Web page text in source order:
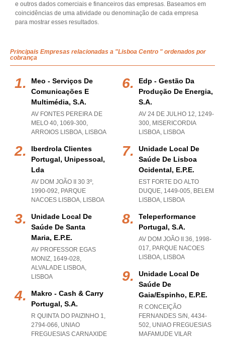
e outros dados comerciais e financeiros das empresas. Baseamos em
coincidências de uma atividade ou denominação de cada empresa
para mostrar esses resultados.
Principais Empresas relacionadas a "Lisboa Centro " ordenados por
cobrança
Meo - Serviços De
Comunicações E
Multimédia, S.a.
AV FONTES PEREIRA DE
MELO 40, 1069-300,
ARROIOS LISBOA, LISBOA
Iberdrola Clientes
Portugal, Unipessoal,
Lda
AV DOM JOÃO II 30 3º,
1990-092, PARQUE
NACOES LISBOA, LISBOA
Unidade Local De
Saúde De Santa
Maria, E.p.e.
AV PROFESSOR EGAS
MONIZ, 1649-028,
ALVALADE LISBOA,
LISBOA
Makro - Cash & Carry
Portugal, S.a.
R QUINTA DO PAIZINHO 1,
2794-066, UNIAO
FREGUESIAS CARNAXIDE
Edp - Gestão Da
Produção De Energia,
S.a.
AV 24 DE JULHO 12, 1249-
300, MISERICORDIA
LISBOA, LISBOA
Unidade Local De
Saúde De Lisboa
Ocidental, E.p.e.
EST FORTE DO ALTO
DUQUE, 1449-005, BELEM
LISBOA, LISBOA
Teleperformance
Portugal, S.a.
AV DOM JOÃO II 36, 1998-
017, PARQUE NACOES
LISBOA, LISBOA
Unidade Local De
Saúde De
Gaia/espinho, E.p.e.
R CONCEIÇÃO
FERNANDES S/N, 4434-
502, UNIAO FREGUESIAS
MAFAMUDE VILAR